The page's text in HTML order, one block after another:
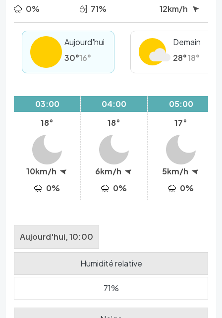
0%
71%
12km/h
Aujourd'hui
30°16°
Demain
28°18°
03:00
18°
10km/h
0%
04:00
18°
6km/h
0%
05:00
17°
5km/h
0%
Aujourd'hui, 10:00
Humidité relative
71%